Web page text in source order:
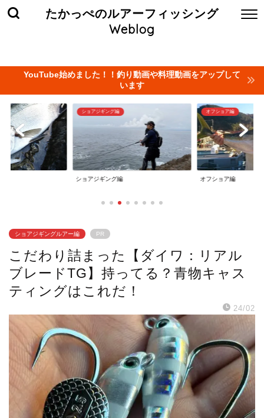
たかっぺのルアーフィッシング
Weblog
YouTube始めました！！釣り動画や料理動画をアップして
います
オフショア編
オフショア編
タイラバ編
タイラバ編
ショアジギングルアー編 PR
こだわり詰まった【ダイワ：リアル
ブレードTG】持ってる？青物キャス
ティングはこれだ！
24/02